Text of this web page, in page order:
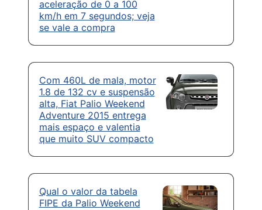
aceleração de 0 a 100
km/h em 7 segundos; veja
se vale a compra
Com 460L de mala, motor
1.8 de 132 cv e suspensão
alta, Fiat Palio Weekend
Adventure 2015 entrega
mais espaço e valentia
que muito SUV compacto
Qual o valor da tabela
FIPE da Palio Weekend